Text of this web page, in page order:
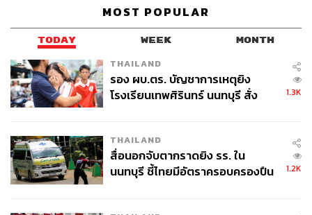
MOST POPULAR
TODAY WEEK MONTH
THAILAND
รอง ผบ.ตร. บัญชาการเหตุยิง
โรงเรียนเทพศิรินทร์ นนทบุรี สั่ง
1.3K
THAILAND
สื่อนอกจับตากราดยิง รร. ใน
นนทบุรี ชี้ไทยมีอัตราครอบครองปืน
1.2K